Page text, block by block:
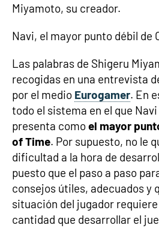
Miyamoto, su creador.
Navi, el mayor punto débil de
Las palabras de Shigeru
recogidas en una entrevista
por el medio Eurogamer. En
todo el sistema en el que
presenta comoel mayor
of Time. Por supuesto, no le
dificultad a la hora de
puesto que el paso a paso
consejos útiles, adecuados y
situación del jugador
cantidad que desarrollar el